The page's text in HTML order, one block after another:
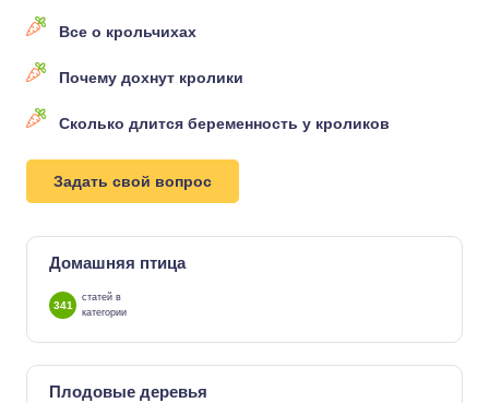
Все о крольчихах
Почему дохнут кролики
Сколько длится беременность у кроликов
Задать свой вопрос
Домашняя птица
341
статей в
категории
Плодовые деревья